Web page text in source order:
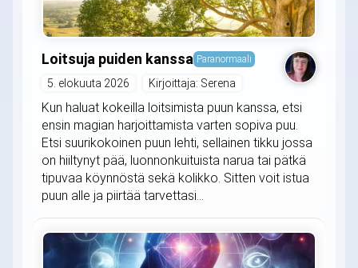
Loitsuja puiden kanssa Paranormaali
5. elokuuta 2026 Kirjoittaja: Serena
Kun haluat kokeilla loitsimista puun kanssa, etsi
ensin magian harjoittamista varten sopiva puu.
Etsi suurikokoinen puun lehti, sellainen tikku jossa
on hiiltynyt pää, luonnonkuituista narua tai pätkä
tipuvaa köynnöstä sekä kolikko. Sitten voit istua
puun alle ja piirtää tarvettasi...